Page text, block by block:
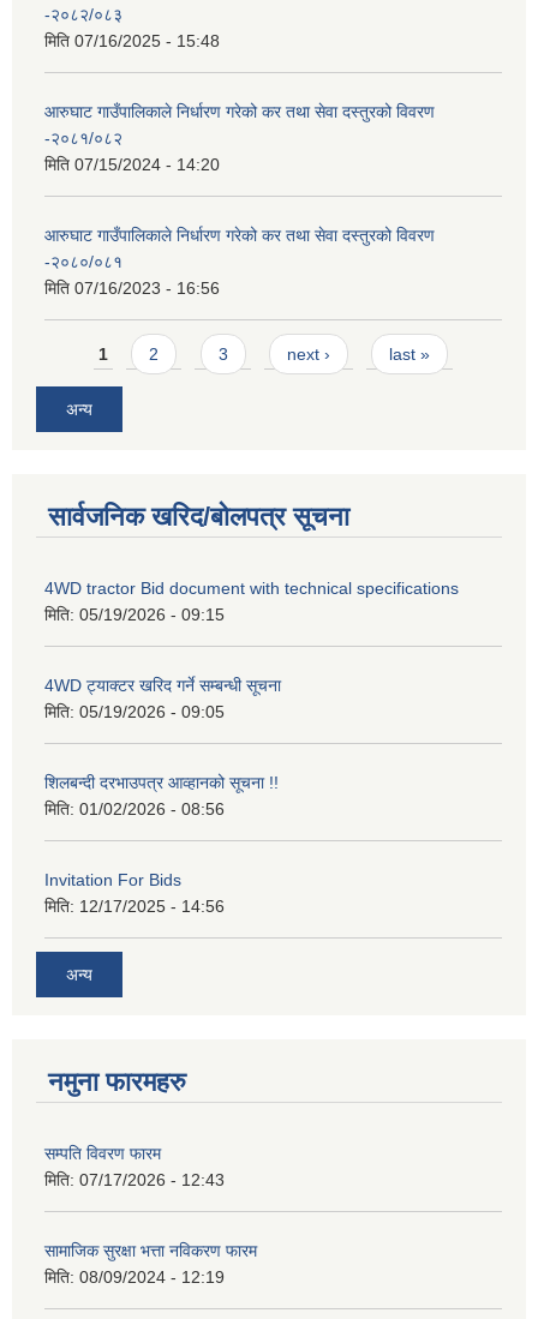
-२०८२/०८३
मिति 07/16/2025 - 15:48
आरुघाट गाउँपालिकाले निर्धारण गरेको कर तथा सेवा दस्तुरको विवरण
-२०८१/०८२
मिति 07/15/2024 - 14:20
आरुघाट गाउँपालिकाले निर्धारण गरेको कर तथा सेवा दस्तुरको विवरण
-२०८०/०८१
मिति 07/16/2023 - 16:56
Pages
1 2 3 next › last »
अन्य
सार्वजनिक खरिद/बोलपत्र सूचना
4WD tractor Bid document with technical specifications
मिति: 05/19/2026 - 09:15
4WD ट्याक्टर खरिद गर्ने सम्बन्धी सूचना
मिति: 05/19/2026 - 09:05
शिलबन्दी दरभाउपत्र आव्हानको सूचना !!
मिति: 01/02/2026 - 08:56
Invitation For Bids
मिति: 12/17/2025 - 14:56
अन्य
नमुना फारमहरु
सम्पति विवरण फारम
मिति: 07/17/2026 - 12:43
सामाजिक सुरक्षा भत्ता नविकरण फारम
मिति: 08/09/2024 - 12:19